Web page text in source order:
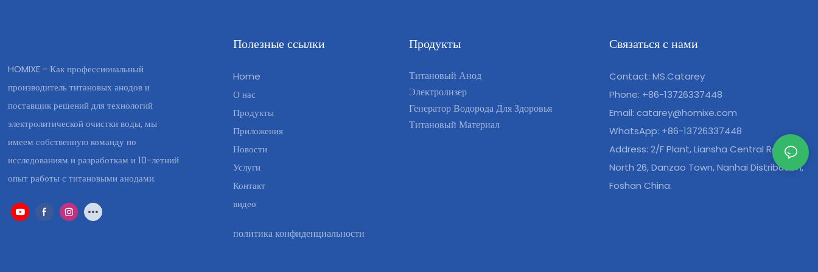
HOMIXE - Как профессиональный
производитель титановых анодов и
поставщик решений для технологий
электролитической очистки воды, мы
имеем собственную команду по
исследованиям и разработкам и 10-летний
опыт работы с титановыми анодами.
Полезные ссылки
Home
О нас
Продукты
Приложения
Новости
Услуги
Контакт
видео
политика конфиденциальности
Продукты
Титановый Анод
Электролизер
Генератор Водорода Для Здоровья
Титановый Материал
Связаться с нами
Contact: MS.Catarey
Phone: +86-13726337448
Email:catarey@homixe.com
WhatsApp: +86-13726337448
Address: 2/F Plant, Liansha Central Road
North 26, Danzao Town, Nanhai Distribution,
Foshan China.